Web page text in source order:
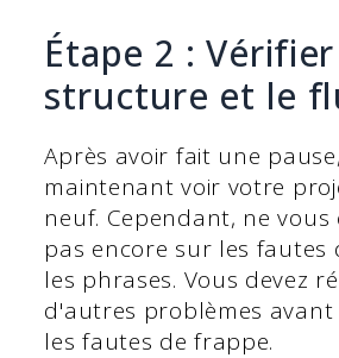
Étape 2 :
structure et le
Après avoir fait une
maintenant voir votre
neuf. Cependant, ne vous
pas encore sur les fautes
les phrases. Vous devez
d'autres problèmes
les fautes de frappe.